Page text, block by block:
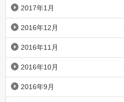
2017年1月
2016年12月
2016年11月
2016年10月
2016年9月